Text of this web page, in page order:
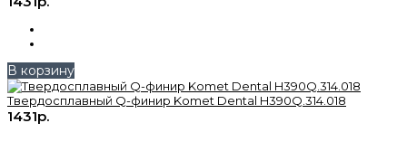
В корзину
Твердосплавный Q-финир Komet Dental H390Q.314.018
1431р.